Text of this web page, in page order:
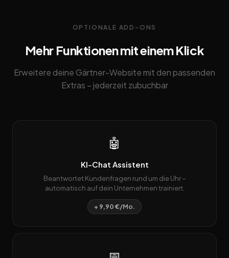
OPTIONALE ADD-ONS
Mehr Funktionen mit einem Klick
Erweitere deine Gärtner-Website mit den passenden
Extras – jederzeit zubuchbar
🤖
KI-Chat Assistent
Beantwortet Kundenfragen rund um die Uhr –
automatisch auf dein Unternehmen trainiert.
+ 9,90 €/Mo.